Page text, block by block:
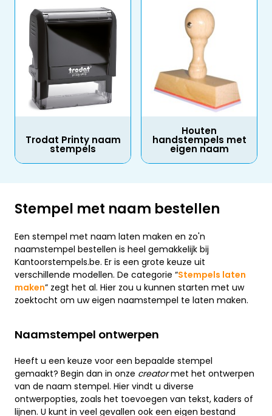
Trodat Printy naam
stempels
Houten
handstempels met
eigen naam
Stempel met naam bestellen
Een stempel met naam laten maken en zo'n
naamstempel bestellen is heel gemakkelijk bij
Kantoorstempels.be. Er is een grote keuze uit
verschillende modellen. De categorie “Stempels laten
maken” zegt het al. Hier zou u kunnen starten met uw
zoektocht om uw eigen naamstempel te laten maken.
Naamstempel ontwerpen
Heeft u een keuze voor een bepaalde stempel
gemaakt? Begin dan in onze creatormet het ontwerpen
van de naam stempel. Hier vindt u diverse
ontwerpopties, zoals het toevoegen van tekst, kaders of
lijnen. U kunt in veel gevallen ook een eigen bestand